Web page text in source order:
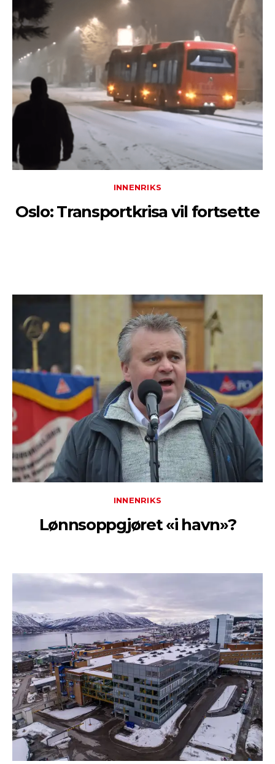
INNENRIKS
Oslo: Transportkrisa vil fortsette
INNENRIKS
Lønnsoppgjøret «i havn»?